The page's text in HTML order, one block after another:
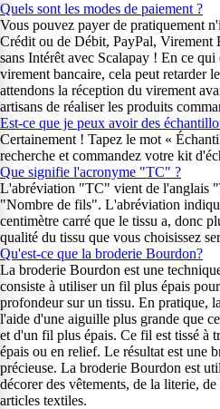
Quels sont les modes de paiement ?
Vous pouvez payer de pratiquement
Crédit ou de Débit, PayPal, Virement
sans Intérêt avec Scalapay ! En ce
virement bancaire, cela peut retarder
attendons la réception du virement
artisans de réaliser les produits
Est-ce que je peux avoir des
Certainement ! Tapez le mot «
recherche et commandez votre kit
Que signifie l'acronyme "TC" ?
L'abréviation "TC" vient de l'anglais
"Nombre de fils". L'abréviation
centimètre carré que le tissu a, donc
qualité du tissu que vous choisissez
Qu'est-ce que la broderie Bourdon?
La broderie Bourdon est une
consiste à utiliser un fil plus épais
profondeur sur un tissu. En pratique,
l'aide d'une aiguille plus grande que
et d'un fil plus épais. Ce fil est tissé à
épais ou en relief. Le résultat est une
précieuse. La broderie Bourdon est
décorer des vêtements, de la literie,
articles textiles.